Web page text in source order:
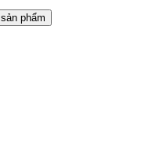
sản phẩm